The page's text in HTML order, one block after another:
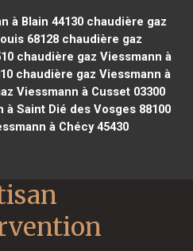
à Blain 44130chaudière gaz
68128 chaudière gaz
chaudière gaz Viessmann à
chaudière gaz Viessmann à
Viessmann à Cusset 03300
Saint Dié des Vosges 88100
à Chécy 45430